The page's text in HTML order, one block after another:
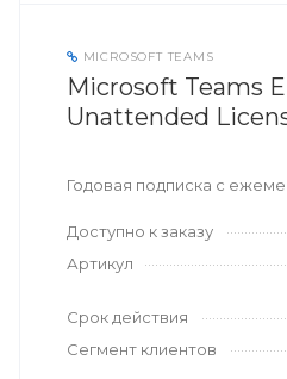
MICROSOFT TEAMS
Microsoft Teams
Unattended
Годовая подписка с
Доступно к заказу
Артикул
Срок действия
Сегмент клиентов